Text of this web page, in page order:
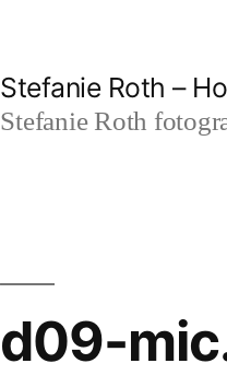
Stefanie Roth –
Stefanie Roth
d09-